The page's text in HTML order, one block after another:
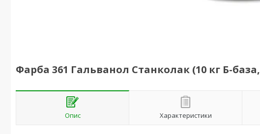
Фарба 361 Гальванол Станколак (10 кг Б-
Опис Характеристики